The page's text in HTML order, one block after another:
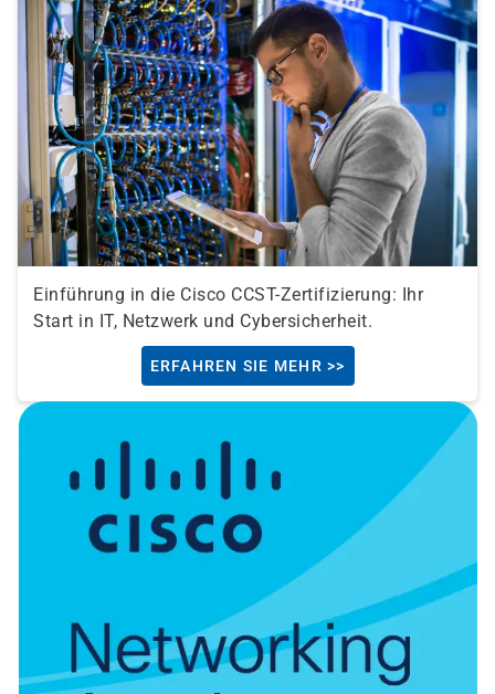
Einführung in die Cisco CCST-Zertifizierung: Ihr
Start in IT, Netzwerk und Cybersicherheit.
ERFAHREN SIE MEHR >>